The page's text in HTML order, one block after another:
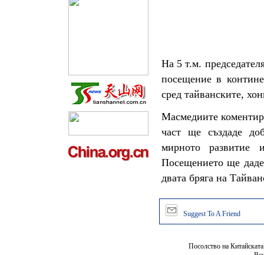
На 5 т.м.
посещение в
сред тайванските,
Масмедиите
част ще създаде
мирното
Посещението ще
двата бряга на
Suggest To A Friend
Посолство на